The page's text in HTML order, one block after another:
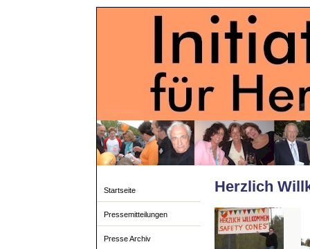
Startseite
Pressemitteilungen
Presse Archiv
Herzlich